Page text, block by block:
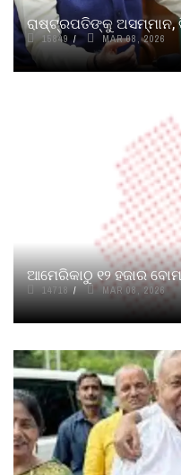
ରାଷ୍ଟ୍ରପତିଙ୍କୁ ଅସମ୍ମାନ,
15849 MAR 08, 2026
ଆମେରିକାଠୁ ୧୨ ହଜାର
14718 MAR 08, 2026